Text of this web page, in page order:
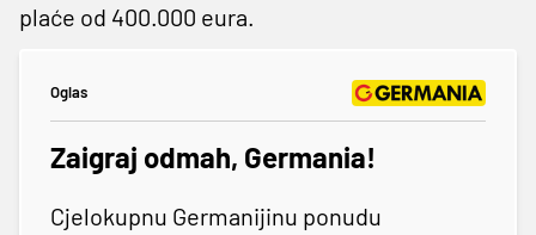
plaće od 400.000 eura.
Oglas
Zaigraj odmah, Germania!
Cjelokupnu Germanijinu ponudu